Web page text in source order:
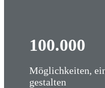
100.000
Möglichkeiten,
gestalten